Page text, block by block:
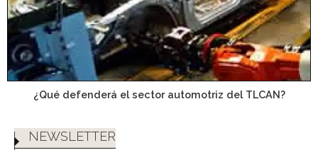
¿Qué defenderá el sector automotriz del TLCAN?
NEWSLETTER